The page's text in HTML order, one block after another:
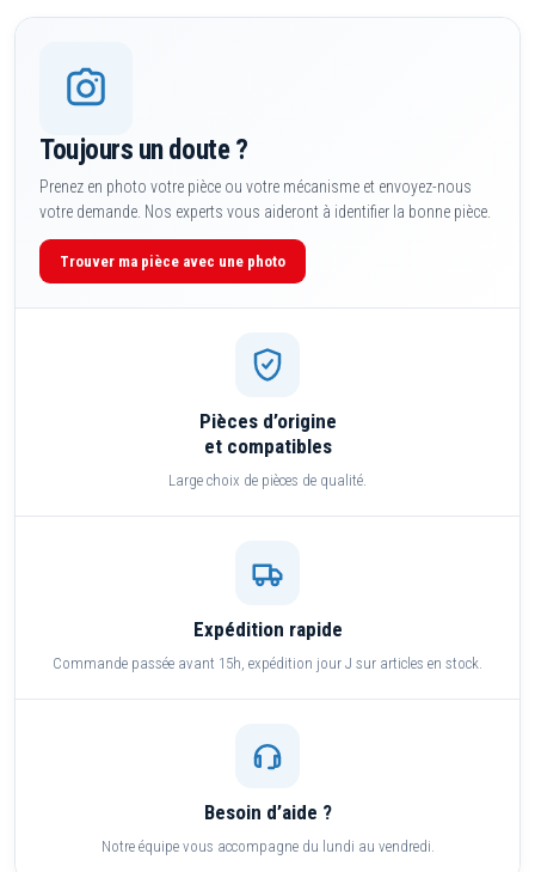
Toujours un doute ?
Prenez en photo votre pièce ou votre mécanisme et envoyez-nous
votre demande. Nos experts vous aideront à identifier la bonne pièce.
Trouver ma pièce avec une photo
Pièces d’origine
et compatibles
Large choix de pièces de qualité.
Expédition rapide
Commande passée avant 15h, expédition jour J sur articles en stock.
Besoin d’aide ?
Notre équipe vous accompagne du lundi au vendredi.